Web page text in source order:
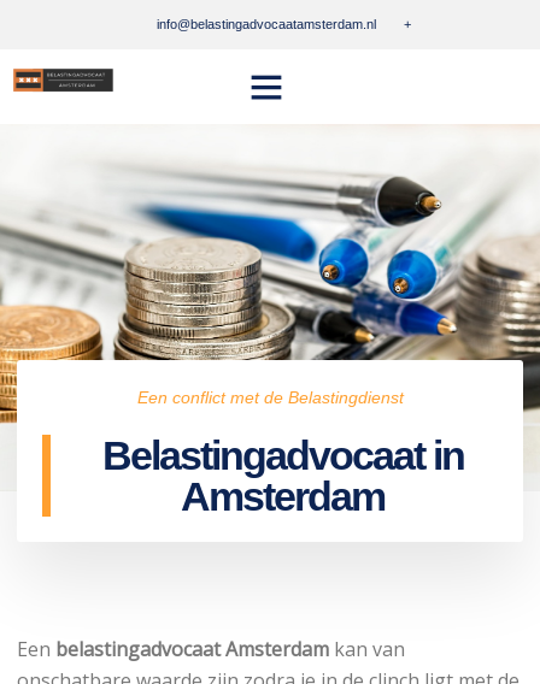
info@belastingadvocaatamsterdam.nl +
Een conflict met de Belastingdienst
Belastingadvocaat in
Amsterdam
Een belastingadvocaat Amsterdam kan van